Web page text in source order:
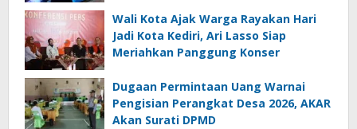
Wali Kota Ajak Warga Rayakan Hari
Jadi Kota Kediri, Ari Lasso Siap
Meriahkan Panggung Konser
Dugaan Permintaan Uang Warnai
Pengisian Perangkat Desa 2026, AKAR
Akan Surati DPMD